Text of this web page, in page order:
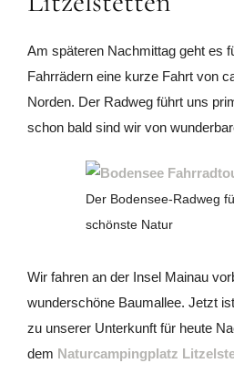
Am späteren Nachmittag geht es
Fahrrädern eine kurze Fahrt von
Norden. Der Radweg führt uns
schon bald sind wir von
Der Bodensee-Radweg
schönste Natur
Wir fahren an der Insel Mainau
wunderschöne Baumallee. Jetzt
zu unserer Unterkunft für heute
dem Naturcampingplatz